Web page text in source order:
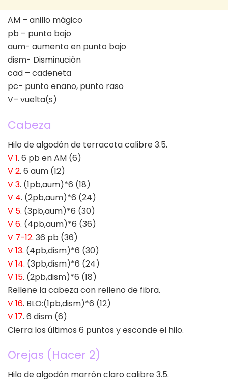
AM – anillo mágico
pb – punto bajo
aum- aumento en punto bajo
dism- Disminuciòn
cad – cadeneta
pc- punto enano, punto raso
V– vuelta(s)
Cabeza
Hilo de algodón de terracota calibre 3.5.
V 1. 6 pb en AM (6)
V 2. 6 aum (12)
V 3. (1pb,aum)*6 (18)
V 4. (2pb,aum)*6 (24)
V 5. (3pb,aum)*6 (30)
V 6. (4pb,aum)*6 (36)
V 7-12. 36 pb (36)
V 13. (4pb,dism)*6 (30)
V 14. (3pb,dism)*6 (24)
V 15. (2pb,dism)*6 (18)
Rellene la cabeza con relleno de fibra.
V 16. BLO:(1pb,dism)*6 (12)
V 17. 6 dism (6)
Cierra los últimos 6 puntos y esconde el hilo.
Orejas (Hacer 2)
Hilo de algodón marrón claro calibre 3.5.